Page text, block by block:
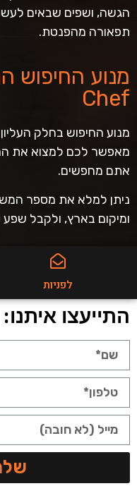
הגשה, ושפים שבאים
תפאורה מהפנטת.
Chef
מנוע החיפוש בחלק
מאפשר לכם למצוא את
אתם מחפשים.
ניתן למלא את מספר
ומיקום בארץ, ולקבל שפע
לפניות
התייעצו איתנו: